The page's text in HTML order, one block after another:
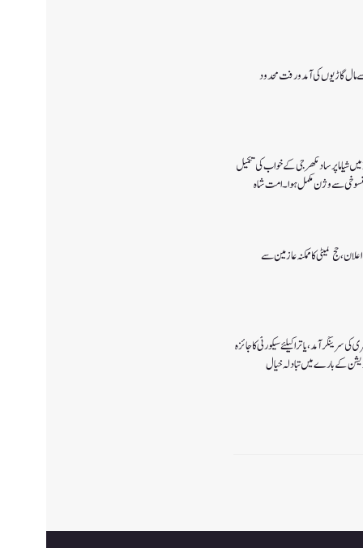
مال گاڑیوں کی آمدورفت محدود
پانچ اگست 2019میں شیاما پر ساد مکھرجی کے خواب کی تکمیل
2027کا اعلان ،حج کمیٹی کا ممکنہ عازمین سے
سرینگر آمد ،یاترا کیلئے سیکورٹی کا جائزہ
کے بارے میں تبادلہ خیال